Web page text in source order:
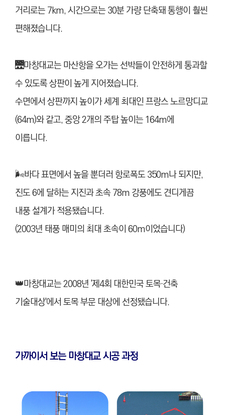
거리로는 7km, 시간으로는 30분 가량 단축돼 통행이 훨씬
편해졌습니다.
🌉마창대교는 마산항을 오가는 선박들이 안전하게 통과할
수 있도록 상판이 높게 지어졌습니다.
수면에서 상판까지 높이가 세계 최대인 프랑스 노르망디교
(64m)와 같고, 중앙 2개의 주탑 높이는 164m에
이릅니다.
🌬바다 표면에서 높을 뿐더러 항로폭도 350m나 되지만,
진도 6에 달하는 지진과 초속 78m 강풍에도 견디게끔
내풍 설계가 적용됐습니다.
(2003년 태풍 매미의 최대 초속이 60m이었습니다)
👑마창대교는 2008년 '제4회 대한민국 토목·건축
기술대상'에서 토목 부문 대상에 선정됐습니다.
가까이서 보는 마창대교 시공 과정